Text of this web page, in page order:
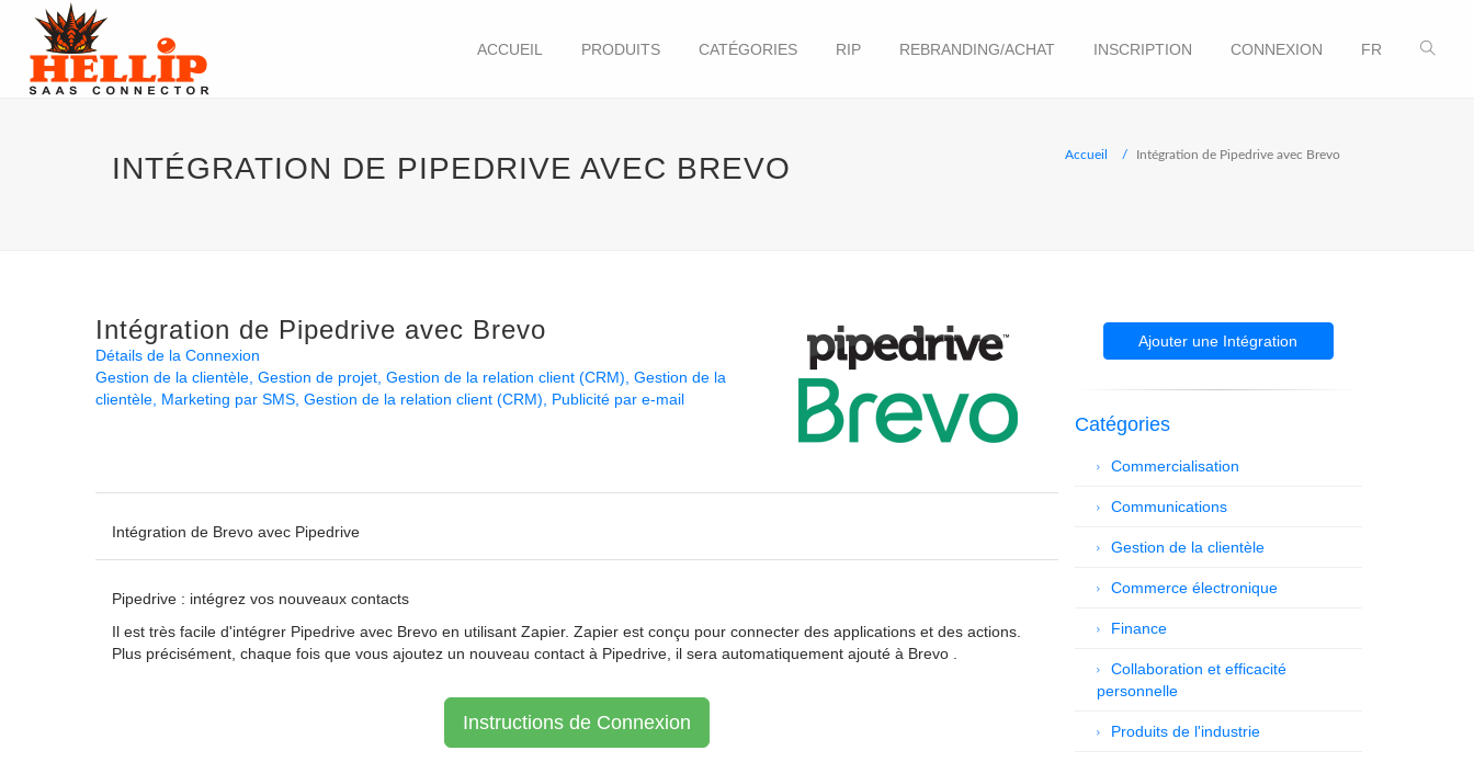
ACCUEIL PRODUITS CATÉGORIES RIP REBRANDING/ACHAT INSCRIPTION CONNEXION FR
INTÉGRATION DE PIPEDRIVE AVEC BREVO Accueil Intégration de Pipedrive avec Brevo
Intégration de Pipedrive avec Brevo
Détails de la Connexion
Gestion de la clientèle Gestion de projet Gestion de la relation client (CRM) Gestion de la
clientèle Marketing par SMS Gestion de la relation client (CRM) Publicité par e-mail
Intégration de Brevo avec Pipedrive
Pipedrive : intégrez vos nouveaux contacts
Il est très facile d'intégrer Pipedrive avec Brevo en utilisant Zapier. Zapier est conçu pour connecter des applications et des actions.
Plus précisément, chaque fois que vous ajoutez un nouveau contact à Pipedrive, il sera automatiquement ajouté à Brevo .
Instructions de Connexion
Ajouter une Intégration
Catégories
Commercialisation
Communications
Gestion de la clientèle
Commerce électronique
Finance
Collaboration et efficacité
personnelle
Produits de l'industrie